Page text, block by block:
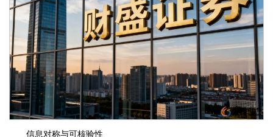
信息对称与可核验性